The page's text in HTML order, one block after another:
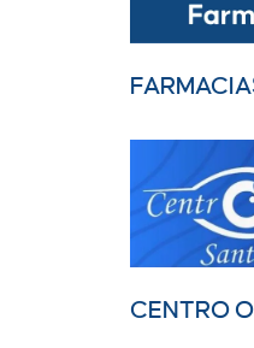
CENTRO